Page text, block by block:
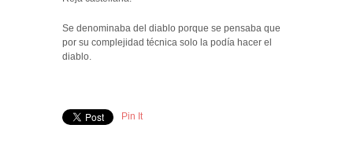
Se denominaba del diablo porque se pensaba que
por su complejidad técnica solo la podía hacer el
diablo.
Pin It